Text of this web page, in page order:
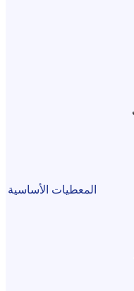
المعطيات الأساسية